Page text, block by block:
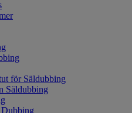
för Säldubbing
Säldubbing